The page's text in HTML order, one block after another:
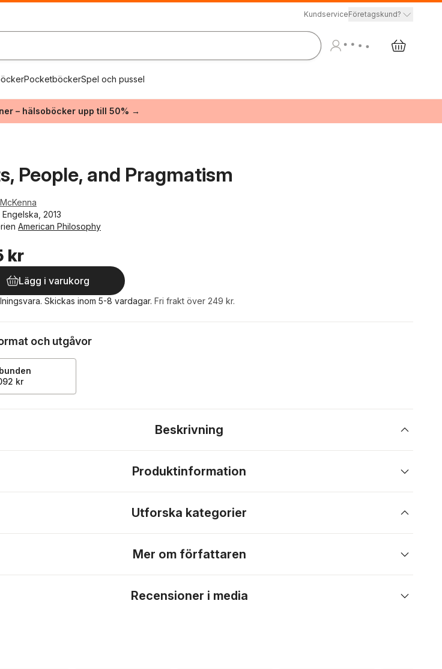
KundserviceFöretagskund?
PocketböckerSpel och pussel
– hälsoböcker upp till 50% →
People, and Pragmatism
2013
American Philosophy
kr
Lägg i varukorg
Skickas inom 5-8 vardagar. Fri frakt över 249 kr.
och utgåvor
kr
Beskrivning
Produktinformation
Utforska kategorier
Mer om författaren
Recensioner i media